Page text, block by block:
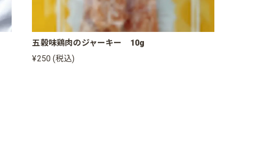
五穀味鶏肉のジャーキー 10g
¥250 (税込)